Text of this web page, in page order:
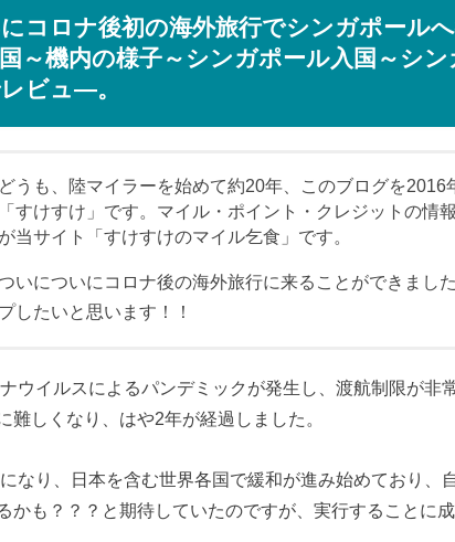
コロナ後初の海外旅行でシンガポール
～機内の様子～シンガポール入国～シ
ビュ―。
どうも、陸マイラーを始めて約20年、このブログを2016
「すけすけ」です。マイル・ポイント・クレジットの情
が当サイト「すけすけのマイル乞食」です。
いについにコロナ後の海外旅行に来ることができまし
プしたいと思います！！
ウイルスによるパンデミックが発生し、渡航制限が非
難しくなり、はや2年が経過しました。
なり、日本を含む世界各国で緩和が進み始めており、
かも？？？と期待していたのですが、実行することに成